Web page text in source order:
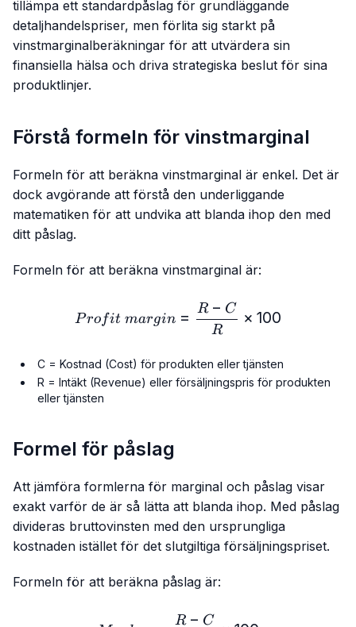
tillämpa ett standardpåslag för grundläggande
detaljhandelspriser, men förlita sig starkt på
vinstmarginalberäkningar för att utvärdera sin
finansiella hälsa och driva strategiska beslut för sina
produktlinjer.
Förstå formeln för vinstmarginal
Formeln för att beräkna vinstmarginal är enkel. Det är
dock avgörande att förstå den underliggande
matematiken för att undvika att blanda ihop den med
ditt påslag.
Formeln för att beräkna vinstmarginal är:
Profit\ margin = \frac{R
Profit margin =
R
R − C × 100
C = Kostnad (Cost) för produkten eller tjänsten
R = Intäkt (Revenue) eller försäljningspris för produkten
eller tjänsten
Formel för påslag
Att jämföra formlerna för marginal och påslag visar
exakt varför de är så lätta att blanda ihop. Med påslag
divideras bruttovinsten med den ursprungliga
kostnaden istället för det slutgiltiga försäljningspriset.
Formeln för att beräkna påslag är:
Markup = \frac{R -
R − C